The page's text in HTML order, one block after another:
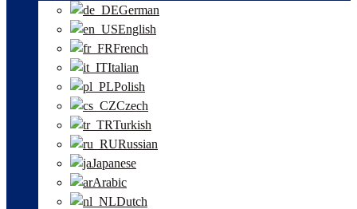
German
English
French
Italian
Polish
Czech
Turkish
Russian
Japanese
Arabic
Dutch